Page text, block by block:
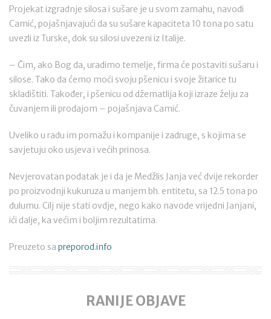
Projekat izgradnje silosa i sušare je u svom zamahu, navodi
Camić, pojašnjavajući da su sušare kapaciteta 10 tona po satu
uvezli iz Turske, dok su silosi uvezeni iz Italije.
– Čim, ako Bog da, uradimo temelje, firma će postaviti sušaru i
silose. Tako da ćemo moći svoju pšenicu i svoje žitarice tu
skladištiti. Također, i pšenicu od džematlija koji izraze želju za
čuvanjem ili prodajom – pojašnjava Camić.
Uveliko u radu im pomažu i kompanije i zadruge, s kojima se
savjetuju oko usjeva i većih prinosa.
Nevjerovatan podatak je i da je Medžlis Janja već dvije rekorder
po proizvodnji kukuruza u manjem bh. entitetu, sa 12.5 tona po
dulumu. Cilj nije stati ovdje, nego kako navode vrijedni Janjani,
ići dalje, ka većim i boljim rezultatima.
Preuzeto sa preporod.info
RANIJE OBJAVE